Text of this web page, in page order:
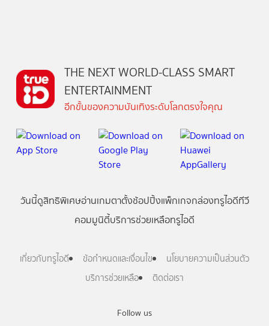
Follow us
THE NEXT WORLD-CLASS SMART
ENTERTAINMENT
อีกขั้นของความบันเทิงระดับโลกตรงใจคุณ
วันนี้ดูสิทธิพิเศษอ่านเกมตาตั้งช้อปปิ้งแพ็กเกจกล่องทรูไอดีทีวี
คอมมูนิตี้บริการช่วยเหลือทรูไอดี
เกี่ยวกับทรูไอดี ข้อกำหนดและเงื่อนไข
นโยบายความเป็นส่วนตัว
บริการช่วยเหลือ
ติดต่อเรา